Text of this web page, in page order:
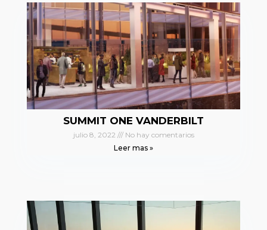
SUMMIT ONE VANDERBILT
julio 8, 2022
No hay comentarios
Leer mas »